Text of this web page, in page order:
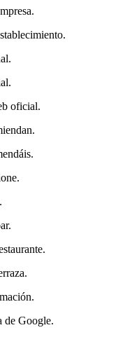
oficial.
de Google.